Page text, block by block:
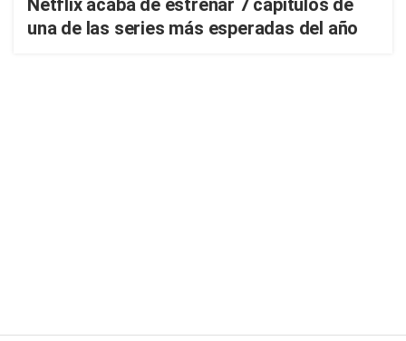
Netflix acaba de estrenar 7 capítulos de
una de las series más esperadas del año